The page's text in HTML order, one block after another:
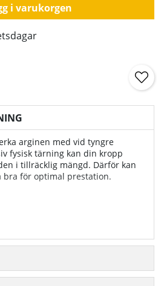
i varukorgen
arginen med vid tyngre
fysisk tärning kan din kropp
i tillräcklig mängd. Därför kan
för optimal prestation.
av kväveoxid i kroppen som
bättre blodflöde, vilket ger bättre
till musklerna. Med ett ökat
positiva resultat inom